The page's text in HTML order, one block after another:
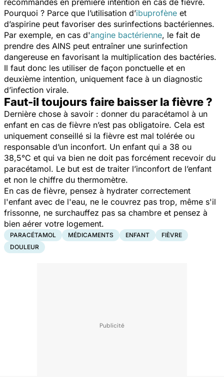
Pourquoi ? Parce que l’utilisation d’ibuprofène et
d’aspirine peut favoriser des surinfections bactériennes.
Par exemple, en cas d'angine bactérienne, le fait de
prendre des AINS peut entraîner une surinfection
dangereuse en favorisant la multiplication des bactéries.
Il faut donc les utiliser de façon ponctuelle et en
deuxième intention, uniquement face à un diagnostic
d’infection virale.
Faut-il toujours faire baisser la fièvre ?
Dernière chose à savoir : donner du paracétamol à un
enfant en cas de fièvre n’est pas obligatoire. Cela est
uniquement conseillé si la fièvre est mal tolérée ou
responsable d’un inconfort. Un enfant qui a 38 ou
38,5°C et qui va bien ne doit pas forcément recevoir du
paracétamol. Le but est de traiter l’inconfort de l’enfant
et non le chiffre du thermomètre.
En cas de fièvre, pensez à hydrater correctement
l'enfant avec de l'eau, ne le couvrez pas trop, même s'il
frissonne, ne surchauffez pas sa chambre et pensez à
bien aérer votre logement.
PARACÉTAMOL MÉDICAMENTS ENFANT
FIÈVRE
DOULEUR